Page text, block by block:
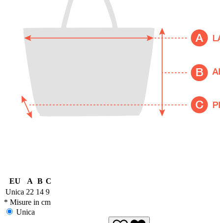
EU A B C
Unica 22 14 9
* Misure in cm
Unica